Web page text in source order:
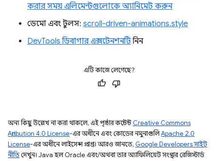
করার সময় এলিমেন্টগুলোকে অ্যানিমেট করুন
ডেমো এবং টুলস: scroll-driven-animations.style
DevTools ডিবাগার এক্সটেনশনটিনিন
এটি কাজে লেগেছে?
অন্য কিছু উল্লেখ না করা থাকলে, এই পৃষ্ঠার কন্টেন্ট Creative Commons
Attribution 4.0 License-এর অধীনে এবং কোডের নমুনাগুলিApache 2.0
License-এর অধীনে লাইসেন্স প্রাপ্ত। আরও জানতে, Google Developers সাইট
নীতিদেখুন। Java হল Oracle এবং/অথবা তার অ্যাফিলিয়েট সংস্থার রেজিস্টার্ড